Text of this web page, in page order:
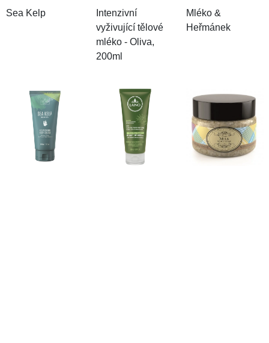
Sea Kelp
Intenzivní
vyživující tělové
mléko - Oliva,
200ml
Mléko &
Heřmánek